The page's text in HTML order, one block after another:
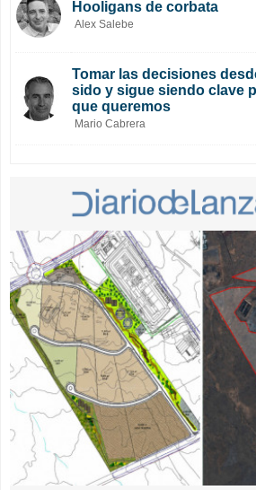
Hooligans de corbata
Alex Salebe
Tomar las decisiones
sido y sigue siendo clave
que queremos
Mario Cabrera